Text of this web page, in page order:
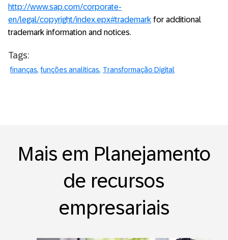
http://www.sap.com/corporate-
en/legal/copyright/index.epx#trademark for additional
trademark information and notices.
Tags:
finanças funções analíticas Transformação Digital
Mais em Planejamento
de recursos
empresariais